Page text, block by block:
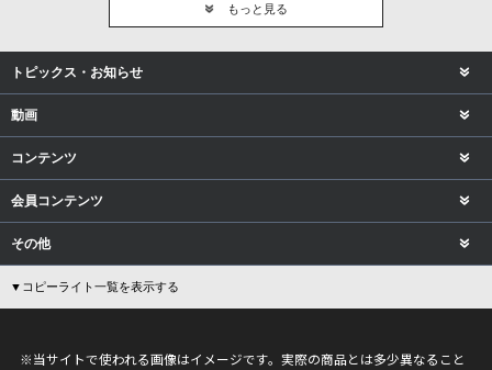
もっと見る
トピックス・お知らせ
動画
コンテンツ
会員コンテンツ
その他
▼コピーライト一覧を表示する
※当サイトで使われる画像はイメージです。実際の商品とは多少異なること